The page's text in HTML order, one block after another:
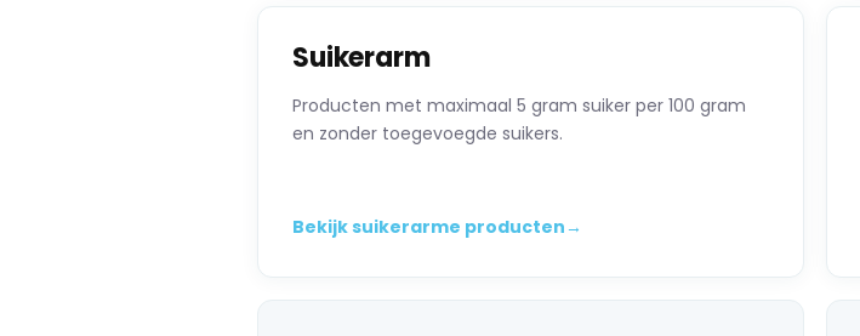
Suikerarm
Producten met maximaal 5 gram suiker per 100 gram
en zonder toegevoegde suikers.
Bekijk suikerarme producten→